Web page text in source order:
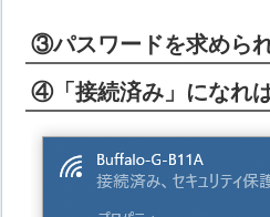
③パスワードを求めら
④「接続済み」になれ